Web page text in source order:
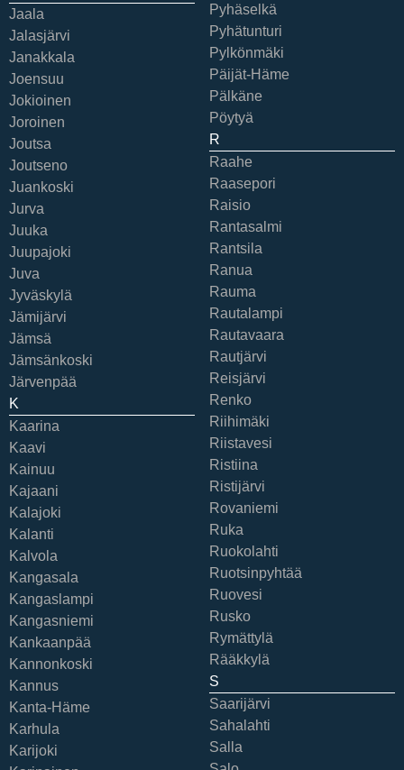
Jaala
Jalasjärvi
Janakkala
Joensuu
Jokioinen
Joroinen
Joutsa
Joutseno
Juankoski
Jurva
Juuka
Juupajoki
Juva
Jyväskylä
Jämijärvi
Jämsä
Jämsänkoski
Järvenpää
K
Kaarina
Kaavi
Kainuu
Kajaani
Kalajoki
Kalanti
Kalvola
Kangasala
Kangaslampi
Kangasniemi
Kankaanpää
Kannonkoski
Kannus
Kanta-Häme
Karhula
Karijoki
Pyhäselkä
Pyhätunturi
Pylkönmäki
Päijät-Häme
Pälkäne
Pöytyä
R
Raahe
Raasepori
Raisio
Rantasalmi
Rantsila
Ranua
Rauma
Rautalampi
Rautavaara
Rautjärvi
Reisjärvi
Renko
Riihimäki
Riistavesi
Ristiina
Ristijärvi
Rovaniemi
Ruka
Ruokolahti
Ruotsinpyhtää
Ruovesi
Rusko
Rymättylä
Rääkkylä
S
Saarijärvi
Sahalahti
Salla